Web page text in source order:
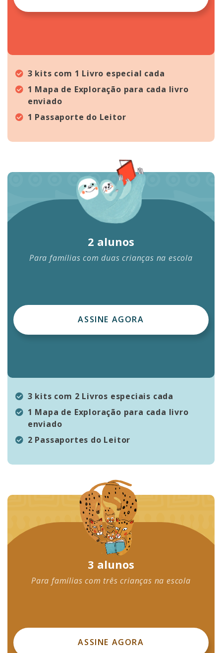
3 kits com 1 Livro especial cada
1 Mapa de Exploração para cada livro
enviado
1 Passaporte do Leitor
2 alunos
Para famílias com duas crianças na escola
ASSINE AGORA
3 kits com 2 Livros especiais cada
1 Mapa de Exploração para cada livro
enviado
2 Passaportes do Leitor
3 alunos
Para famílias com três crianças na escola
ASSINE AGORA